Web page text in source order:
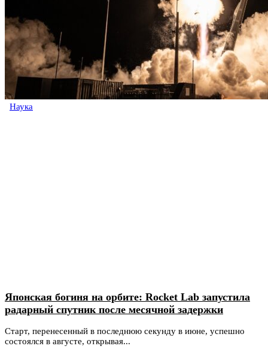
Наука
Японская богиня на орбите: Rocket Lab запустила
радарный спутник после месячной задержки
Старт, перенесенный в последнюю секунду в июне, успешно
состоялся в августе, открывая...